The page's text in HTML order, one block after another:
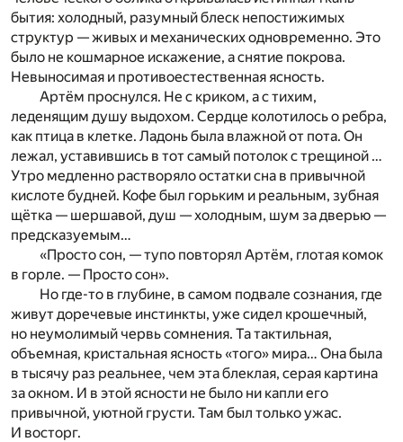
бытия: холодный, разумный блеск непостижимых
структур — живых и механических одновременно. Это
было не кошмарное искажение, а снятие покрова.
Невыносимая и противоестественная ясность.
Артём проснулся. Не с криком, а с тихим,
леденящим душу выдохом. Сердце колотилось о ребра,
как птица в клетке. Ладонь была влажной от пота. Он
лежал, уставившись в тот самый потолок с трещиной …
Утро медленно растворяло остатки сна в привычной
кислоте будней. Кофе был горьким и реальным, зубная
щётка — шершавой, душ — холодным, шум за дверью —
предсказуемым…
«Просто сон, — тупо повторял Артём, глотая комок
в горле. — Просто сон».
Но где-то в глубине, в самом подвале сознания, где
живут доречевые инстинкты, уже сидел крошечный,
но неумолимый червь сомнения. Та тактильная,
объемная, кристальная ясность «того» мира… Она была
в тысячу раз реальнее, чем эта блеклая, серая картина
за окном. И в этой ясности не было ни капли его
привычной, уютной грусти. Там был только ужас.
И восторг.